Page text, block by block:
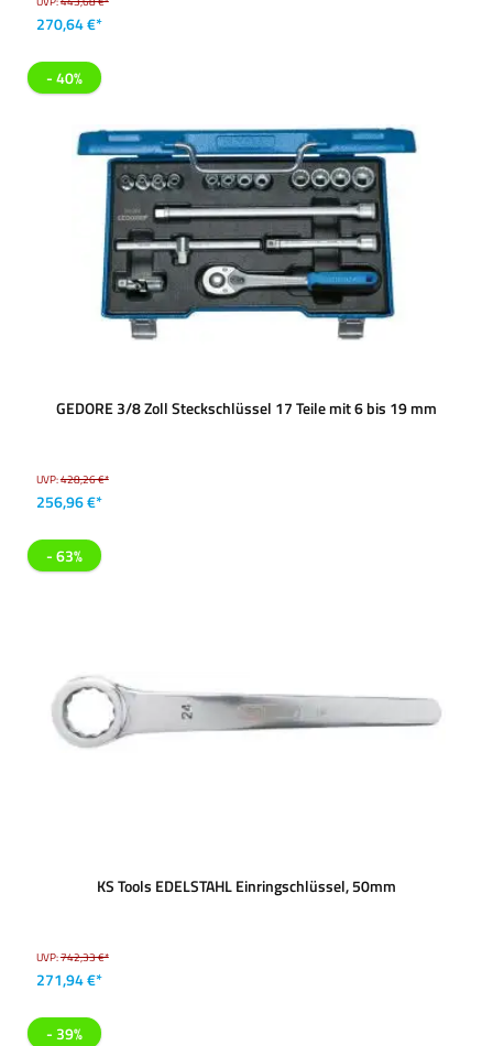
270,64 €*
- 40%
GEDORE 3/8 Zoll Steckschlüssel 17 Teile mit 6 bis 19 mm
UVP:428,26 €*
256,96 €*
- 63%
KS Tools EDELSTAHL Einringschlüssel, 50mm
UVP:742,33 €*
271,94 €*
- 39%